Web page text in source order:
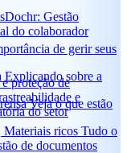
Dochr: Gestão
do colaborador
proteção de
e
do setor
de gerir seus
Explicando sobre a
Veja o que estão
Materiais ricos Tudo o
de documentos